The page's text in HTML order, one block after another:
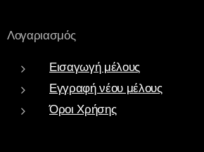
Λογαριασμός
Εισαγωγή μέλους
Εγγραφή νέου μέλους
Όροι Χρήσης